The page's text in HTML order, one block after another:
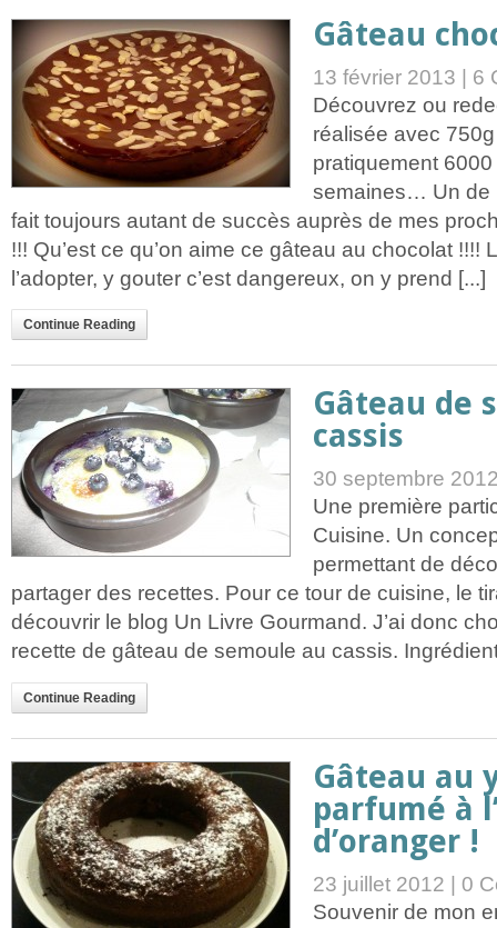
Gâteau
13 février 2013 | 6
Découvrez ou
réalisée avec
pratiquement
semaines… Un de
fait toujours autant de succès auprès de mes
!!! Qu’est ce qu’on aime ce gâteau au chocolat !!!!
l’adopter, y gouter c’est dangereux, on y prend [...]
Continue Reading
Gâteau de
cassis
30 septembre
Une première
Cuisine. Un
permettant de
partager des recettes. Pour ce tour de cuisine, le
découvrir le blog Un Livre Gourmand. J’ai donc
recette de gâteau de semoule au cassis.
Continue Reading
Gâteau au
parfumé à
d’oranger !
23 juillet 2012 | 0
Souvenir de mon